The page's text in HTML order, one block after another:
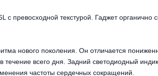
превосходной текстурой. Гаджет органично
нового поколения. Он отличается
всего дня. Задний светодиодный
частоты сердечных сокращений.